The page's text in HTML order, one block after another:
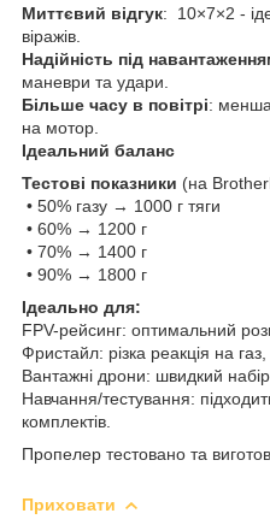
Миттєвий відгук: 10×7×2 -
віражів.
Надійність під
маневри та удари.
Більше часу в повітрі:
на мотор.
Ідеальний баланс
Тестові показники (на
• 50% газу → 1000 г тяги
• 60% → 1200 г
• 70% → 1400 г
• 90% → 1800 г
Ідеально для:
FPV-рейсинг: оптимальний
Фристайл: різка реакція на
Вантажні дрони: швидкий набір
Навчання/тестування:
комплектів.
Пропелер тестовано та
Приховати